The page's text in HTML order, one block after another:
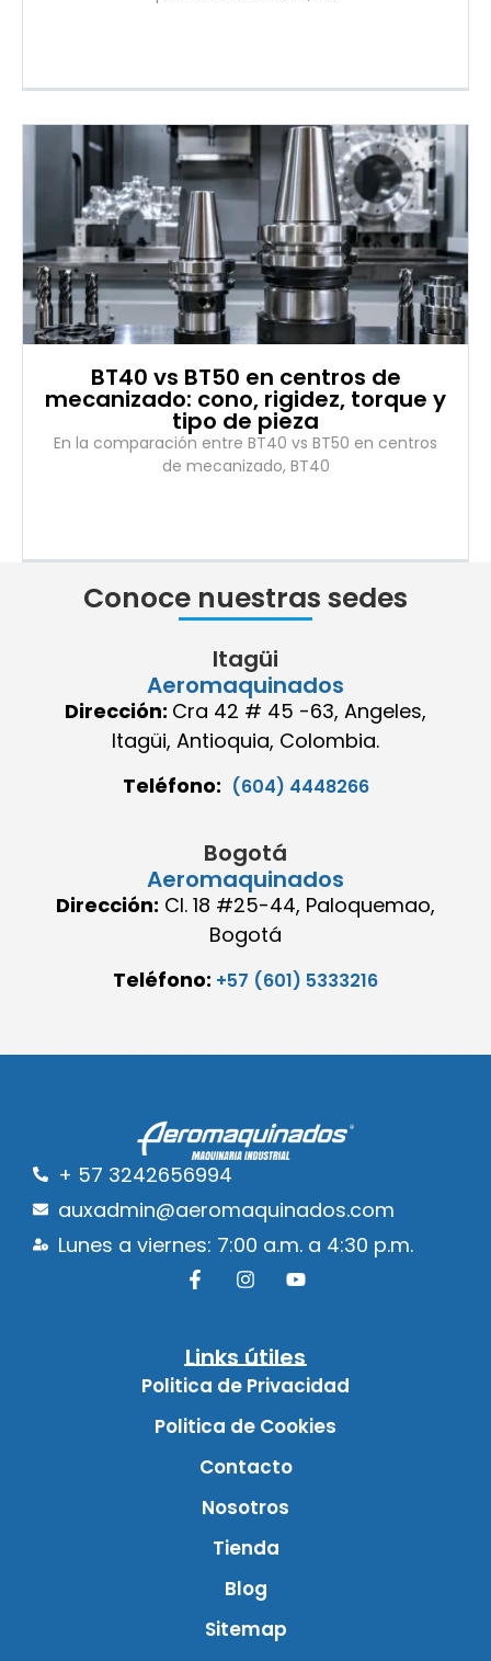
BT40 vs BT50 en centros de
mecanizado: cono, rigidez, torque y
tipo de pieza
En la comparación entre BT40 vs BT50 en centros
de mecanizado, BT40
Conoce nuestras sedes
Itagüi
Aeromaquinados
Dirección: Cra 42 # 45 -63, Angeles,
Itagüi, Antioquia, Colombia.
Teléfono: (604) 4448266
Bogotá
Aeromaquinados
Dirección: Cl. 18 #25-44, Paloquemao,
Bogotá
Teléfono: +57 (601) 5333216
+ 57 3242656994
auxadmin@aeromaquinados.com
Lunes a viernes: 7:00 a.m. a 4:30 p.m.
Links útiles
Politica de Privacidad
Politica de Cookies
Contacto
Nosotros
Tienda
Blog
Sitemap